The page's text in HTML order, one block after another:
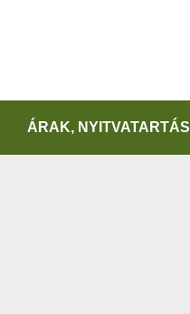
ÁRAK, NYITVATARTÁS